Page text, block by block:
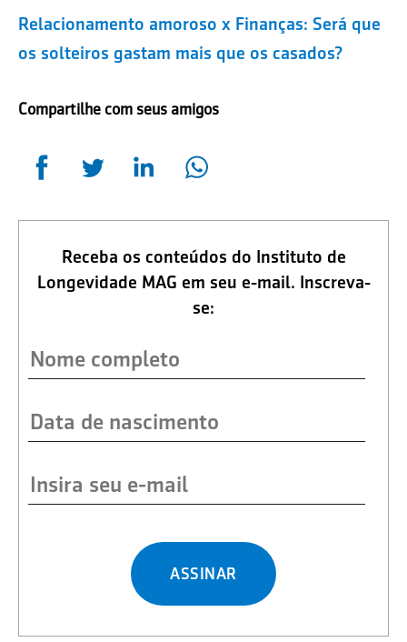
Relacionamento amoroso x Finanças: Será que
os solteiros gastam mais que os casados?
Compartilhe com seus amigos
Receba os conteúdos do Instituto de
Longevidade MAG em seu e-mail. Inscreva-
se:
ASSINAR